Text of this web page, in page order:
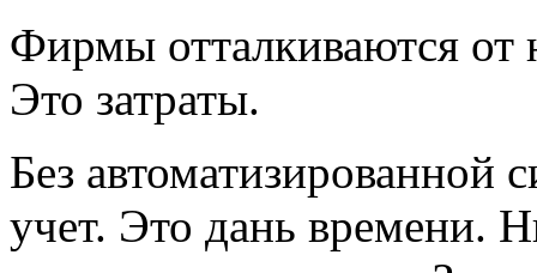
Фирмы отталкиваются от
Это затраты.
Без автоматизированной
учет. Это дань времени.